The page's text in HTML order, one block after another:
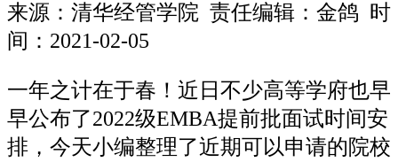
来源： 清华经管学院 责任编辑：金鸽 时
间：2021-02-05
一年之计在于春！近日不少高等学府也早
早公布了2022级EMBA提前批面试时间安
排，今天小编整理了近期可以申请的院校